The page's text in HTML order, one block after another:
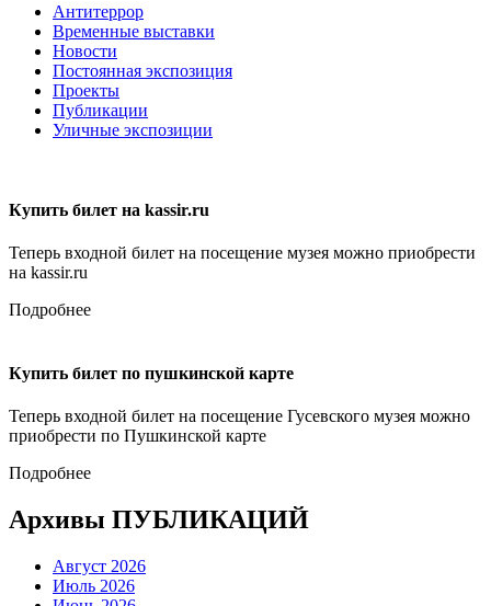
Антитеррор
Временные выставки
Новости
Постоянная экспозиция
Проекты
Публикации
Уличные экспозиции
Купить билет на kassir.ru
Теперь входной билет на посещение музея можно приобрести
на kassir.ru
Подробнее
Купить билет по пушкинской карте
Теперь входной билет на посещение Гусевского музея можно
приобрести по Пушкинской карте
Подробнее
Архивы ПУБЛИКАЦИЙ
Август 2026
Июль 2026